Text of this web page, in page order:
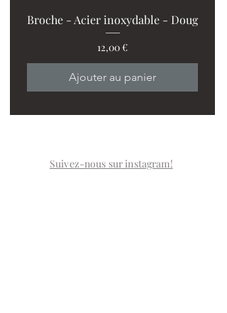
Broche - Acier inoxydable - Doug
Prix
12,00 €
Ajouter au panier
Suivez-nous sur instagram!